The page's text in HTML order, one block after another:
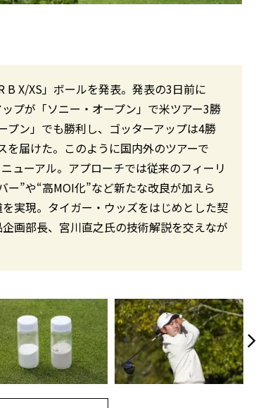
X/XS」ボールを発表。発表の3日前に
プが「ソニー・オープン」で米ツアー3勝
プン」でも勝利し、ゴッターアップは4勝
を届けた。このように国内外のツアーで
ューアル。アプローチでは従来のフィーリ
”や“高MOI化”など新たな改良が加えら
実現。タイガー・ウッズをはじめとした契
画部長、宮川直之氏の技術解説を交えなが